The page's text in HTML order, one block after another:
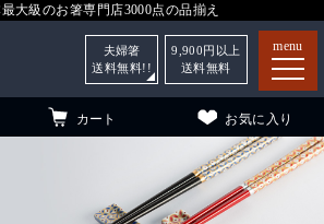
大級のお箸専門店3000点の品揃え
menu
カート お気に入り
夫婦箸
送料無料!!
9,900 円以上
送料無料